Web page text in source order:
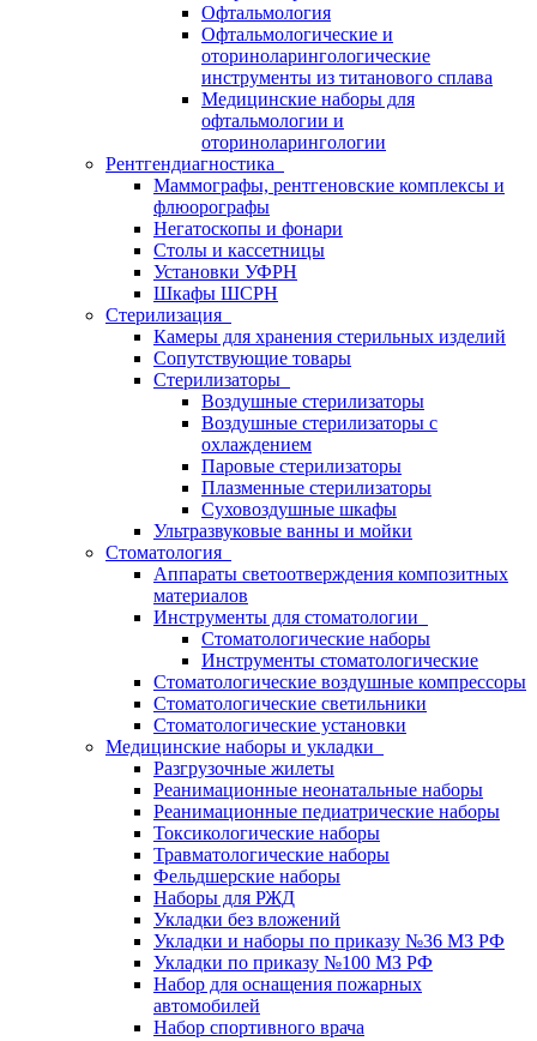
Офтальмология
Офтальмологические и
оториноларингологические
инструменты из титанового сплава
Медицинские наборы для
офтальмологии и
оториноларингологии
Рентгендиагностика
Маммографы, рентгеновские комплексы и
флюорографы
Негатоскопы и фонари
Столы и кассетницы
Установки УФРН
Шкафы ШСРН
Стерилизация
Камеры для хранения стерильных изделий
Сопутствующие товары
Стерилизаторы
Воздушные стерилизаторы
Воздушные стерилизаторы с
охлаждением
Паровые стерилизаторы
Плазменные стерилизаторы
Суховоздушные шкафы
Ультразвуковые ванны и мойки
Стоматология
Аппараты светоотверждения композитных
материалов
Инструменты для стоматологии
Стоматологические наборы
Инструменты стоматологические
Стоматологические воздушные компрессоры
Стоматологические светильники
Стоматологические установки
Медицинские наборы и укладки
Разгрузочные жилеты
Реанимационные неонатальные наборы
Реанимационные педиатрические наборы
Токсикологические наборы
Травматологические наборы
Фельдшерские наборы
Наборы для РЖД
Укладки без вложений
Укладки и наборы по приказу №36 МЗ РФ
Укладки по приказу №100 МЗ РФ
Набор для оснащения пожарных
автомобилей
Набор спортивного врача